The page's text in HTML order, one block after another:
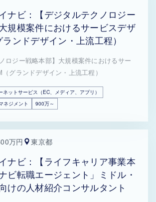
ナビ：【デジタルテクノロジー
規模案件におけるサービスデザ
ンドデザイン・上流工程）
ロジー戦略本部】大規模案件におけるサー
グランドデザイン・上流工程）
ネットサービス（EC、メディア、アプリ）
ネジメント
900万～
万円 東京都
ナビ：【ライフキャリア事業本
ビ転職エージェント」ミドル・
けの人材紹介コンサルタント